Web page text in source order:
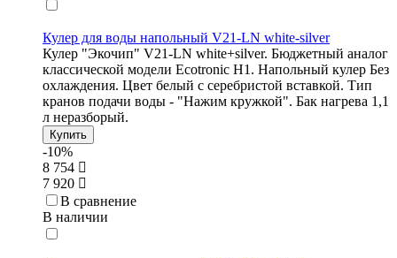
Кулер для воды напольный V21-LN white-silver
Кулер "Экочип" V21-LN white+silver. Бюджетный аналог
классической модели Ecotronic Н1. Напольный кулер Без
охлаждения. Цвет белый с серебристой вставкой. Тип
кранов подачи воды - "Нажим кружкой". Бак нагрева 1,1
л неразборый.
Купить
-10%
8 754
7 920
В сравнение
В наличии